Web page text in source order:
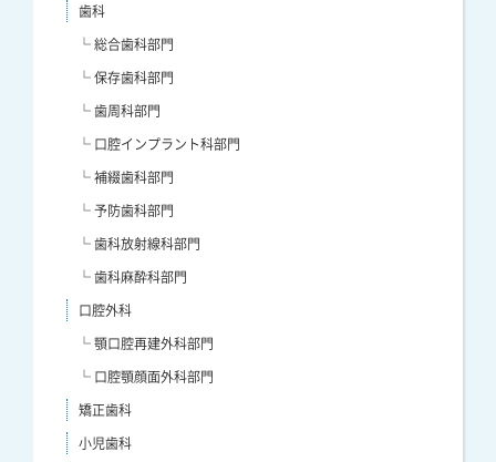
歯科
└ 総合歯科部門
└ 保存歯科部門
└ 歯周科部門
└ 口腔インプラント科部門
└ 補綴歯科部門
└ 予防歯科部門
└ 歯科放射線科部門
└ 歯科麻酔科部門
口腔外科
└ 顎口腔再建外科部門
└ 口腔顎顔面外科部門
矯正歯科
小児歯科